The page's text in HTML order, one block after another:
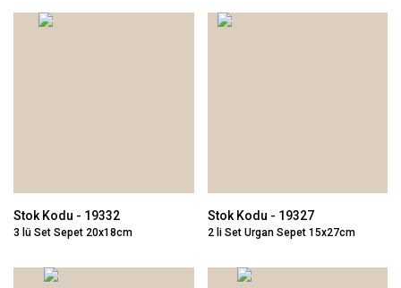
Stok Kodu - 19332
3 lü Set Sepet 20x18cm
Stok Kodu - 19327
2 li Set Urgan Sepet 15x27cm